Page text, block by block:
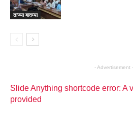
ताज्या बातम्या
- Advertisement -
Slide Anything shortcode error: A
provided